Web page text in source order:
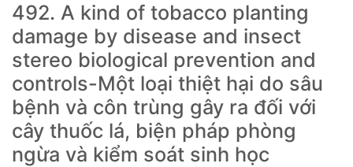
492. A kind of tobacco planting
damage by disease and insect
stereo biological prevention and
controls-Một loại thiệt hại do sâu
bệnh và côn trùng gây ra đối với
cây thuốc lá, biện pháp phòng
ngừa và kiểm soát sinh học